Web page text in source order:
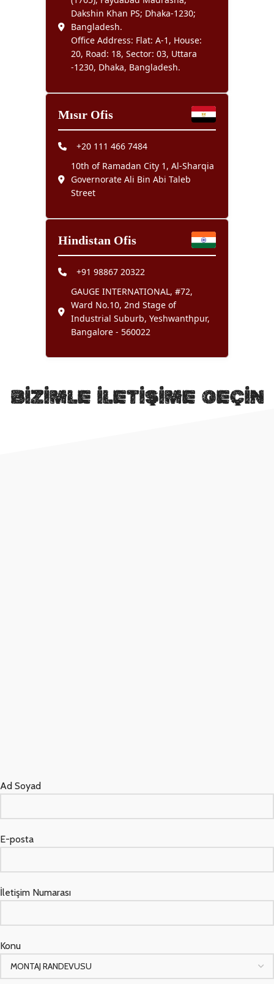
Dakshin Khan PS; Dhaka-1230;
Bangladesh.
Office Address: Flat: A-1, House:
20, Road: 18, Sector: 03, Uttara
-1230, Dhaka, Bangladesh.
Mısır Ofis
+20 111 466 7484
10th of Ramadan City 1, Al-Sharqia
Governorate Ali Bin Abi Taleb
Street
Hindistan Ofis
+91 98867 20322
GAUGE INTERNATIONAL, #72,
Ward No.10, 2nd Stage of
Industrial Suburb, Yeshwanthpur,
Bangalore - 560022
BİZİMLE İLETİŞİME GEÇİN
Ad Soyad
E-posta
İletişim Numarası
Konu